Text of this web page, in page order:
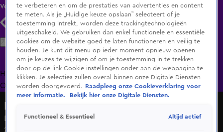
Volg KIJK
Zoeken
HomeUitzending Gemist Programma's De Bondgenoten
OranjezomerLivestreamsShop
Demonstranten bekogeld met hondenpoep in Katwijk
23 mei 2025, 21:34
te verbeteren en om de prestaties van advertenties en content
te meten. Als je „Huidige keuze opslaan” selecteert of je
toestemming intrekt, worden deze trackingtechnologieën
uitgeschakeld. We gebruiken dan enkel functionele en essentiële
cookies om de website goed te laten functioneren en veilig te
houden. Je kunt dit menu op ieder moment opnieuw openen
om je keuzes te wijzigen of om je toestemming in te trekken
door op de link Cookie-instellingen onder aan de webpagina te
klikken. Je selecties zullen overal binnen onze Digitale Diensten
worden doorgevoerd.
Raadpleeg onze Cookieverklaring voor
meer informatie.
Bekijk hier onze Digitale Diensten.
Functioneel & Essentieel Altijd actief